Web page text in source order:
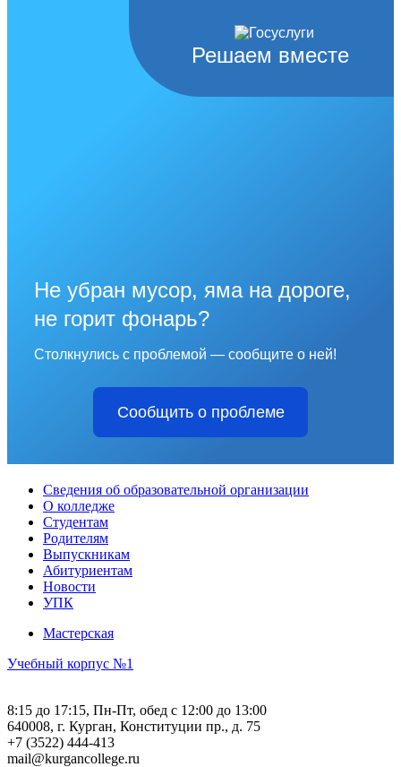
Решаем вместе
Не убран мусор, яма на дороге,
не горит фонарь?
Столкнулись с проблемой — сообщите о ней!
Сообщить о проблеме
Сведения об образовательной организации
О колледже
Студентам
Родителям
Выпускникам
Абитуриентам
Новости
УПК
Мастерская
Учебный корпус №1
8:15 до 17:15, Пн-Пт, обед с 12:00 до 13:00
640008, г. Курган, Конституции пр., д. 75
+7 (3522) 444-413
mail@kurgancollege.ru